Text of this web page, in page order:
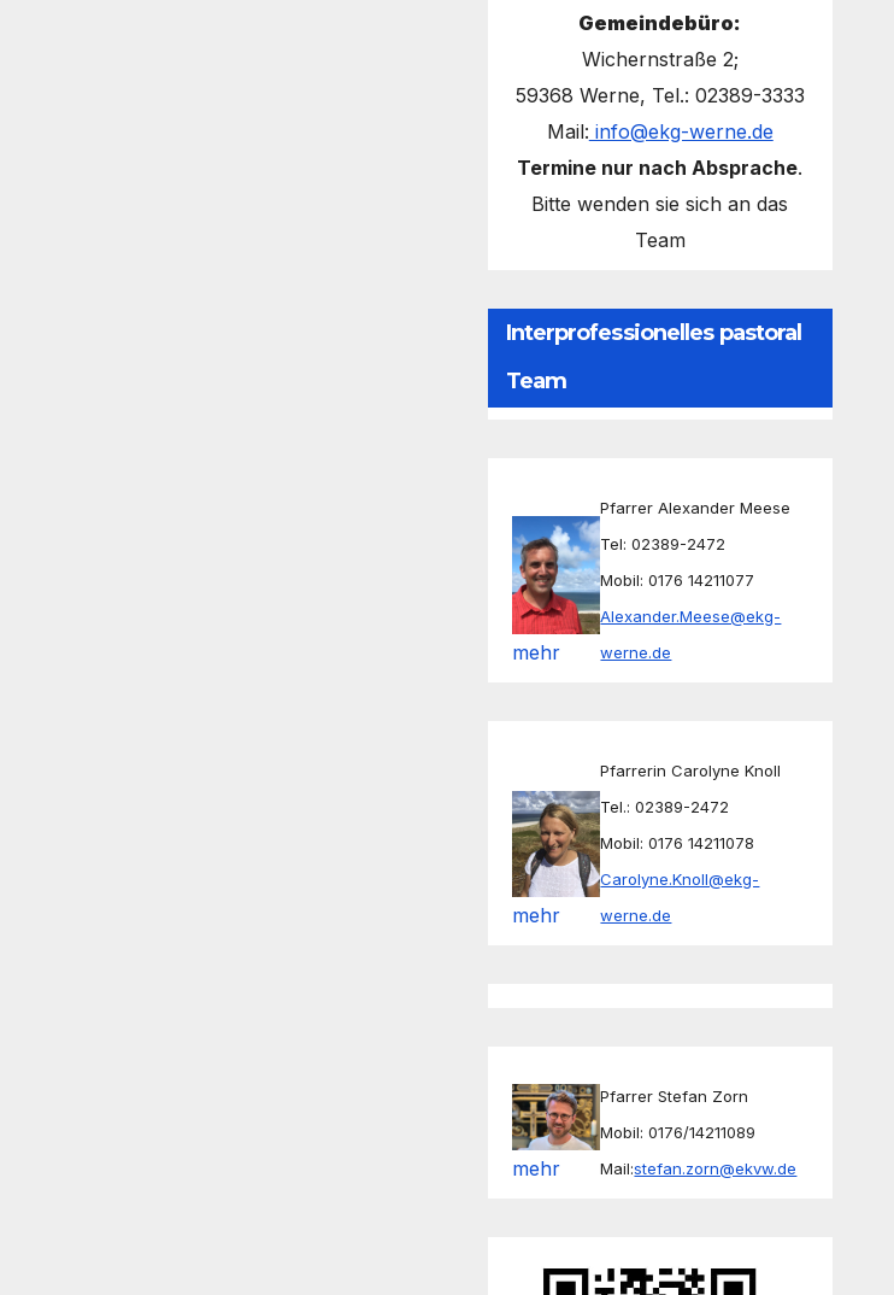
Gemeindebüro:
Wichernstraße 2;
59368 Werne, Tel.: 02389-3333
Mail: info@ekg-werne.de
Termine nur nach Absprache.
Bitte wenden sie sich an das
Team
Interprofessionelles pastoral
Team
mehr
Pfarrer Alexander Meese
Tel: 02389-2472
Mobil: 0176 14211077
Alexander.Meese@ekg-
werne.de
mehr
Pfarrerin Carolyne Knoll
Tel.: 02389-2472
Mobil: 0176 14211078
Carolyne.Knoll@ekg-
werne.de
mehr
Pfarrer Stefan Zorn
Mobil: 0176/14211089
Mail:stefan.zorn@ekvw.de